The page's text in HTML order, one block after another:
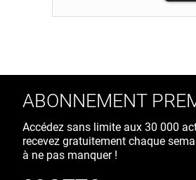
ABONNEMENT
Accédez sans limite aux 30 000
recevez gratuitement chaque
à ne pas manquer !